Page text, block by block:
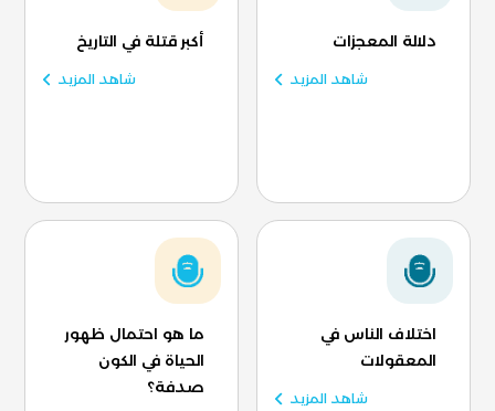
دلالة المعجزات
شاهد المزيد
أكبر قتلة في التاريخ
شاهد المزيد
اختلاف الناس في
المعقولات
شاهد المزيد
ما هو احتمال ظهور
الحياة في الكون
صدفة؟